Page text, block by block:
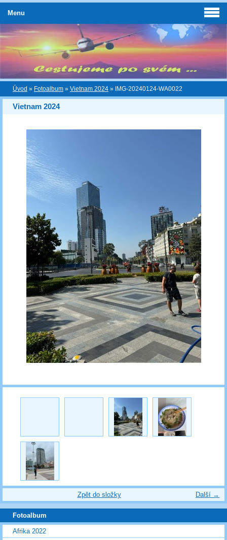
Úvod » Fotoalbum » Vietnam 2024 » IMG-20240124-WA0022
Vietnam 2024
Další →
Zpět do složky
Menu
Fotoalbum
Afrika 2022